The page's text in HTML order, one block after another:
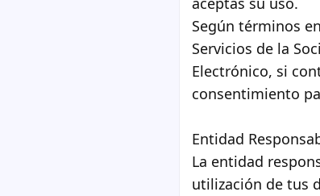
Según términos
Servicios de la
Electrónico, si
consentimiento
Entidad
La entidad
utilización de tus